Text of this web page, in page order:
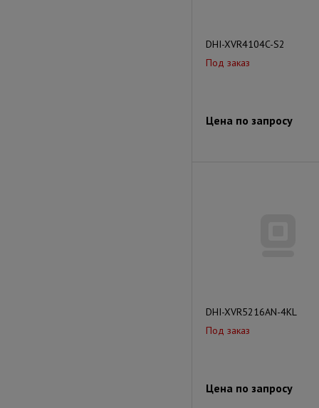
DHI-XVR4104C-S2
Под заказ
Цена по запросу
DHI-XVR5216AN-4KL
Под заказ
Цена по запросу